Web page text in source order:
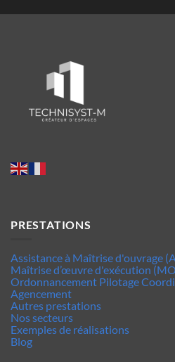
PRESTATIONS
Assistance à Maîtrise d'ouvrage
Maîtrise d’œuvre d'exécution
Ordonnancement Pilotage
Agencement
Autres prestations
Nos secteurs
Exemples de réalisations
Blog